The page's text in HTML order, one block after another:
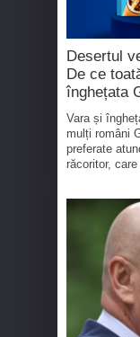
Desertul
De ce
înghețata
Vara și
mulți români
preferate
răcoritor,